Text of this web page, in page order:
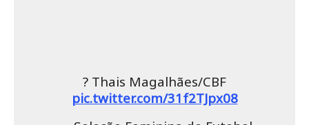
? Thais Magalhães/CBF
pic.twitter.com/31f2TJpx08